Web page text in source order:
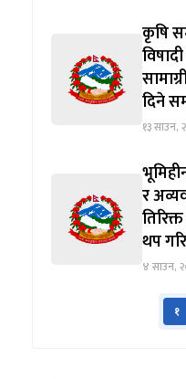
कृषि
दिने
१३ साउन,
र
थप
४ साउन,
१